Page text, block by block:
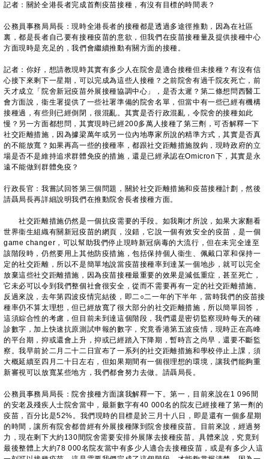
記者：關於全港長者完成首劑疫苗接種，有沒有目標的時間表？
公務員事務局局長：現時全港長者的接種都是透過多途徑推動，因為在社區
裏，都是長者自己要有接種疫苗的意欲，但我們在疫苗接種量及提供接種中心
方面現時是充足的，我們會繼續推動有關方面的接種。
記者：你好，想請教現時其實有多少人在院舍是適合接種但未接種？有沒有信
心接下來剩下一星期，可以完成為這些人接種？之前院舍有過千院友死亡，前
天才成立「院舍新冠疫苗外展接種協調中心」，是否太遲？第二條想問西醫工
會方面說，衞生署提供了一些社署準備的院舍名單，但當中有一些已經有機構
接種過，有些則已經倒閉，很混亂。其實是否行政混亂，令院舍的接種如此
慢？另一方面都想問，其實現時已經200多萬人接種了第三劑，可否解釋一下
社交距離措施，因為據梁萬年或另一位內地專家所說的精準方式，其實是否真
的不能放寬？如果再高一些的接種率，都跟社交距離措施脫鉤，現時政府的立
場是否不是維持追求群體免疫的措施，還是已經承認在Omicron下，其實是永
遠不能做到群體免疫？
行政長官：我嘗試回答第三個問題，關於社交距離措施和疫苗接種計劃，然後
請聶局長再詳細說明我們在推動院舍長者接種方面。
社交距離措施仍然是一個抗疫需要的手段。如我剛才所說，如果大家翻看
世界衞生組織有關新冠疫苗的網頁，沒錯，它說一個有效安全的疫苗，是一個
game changer，可以幫助我們停止現時新冠病毒的大流行，但在未完全達至
該階段時，仍然要用上其他防疫措施，包括保持個人衞生、佩戴口罩和保持一
定的社交距離，所以不是簡單地說當疫苗接種率到達某一個地步，就可以完全
放棄這些社交距離措施，因為疫苗接種最重要的效果是減低重症，甚至死亡，
它未必可以令到我們整個社會很安全，從而不需要再有一定的社交距離措施。
反過來說，去年第四波疫情完結後，即二○二一年的下半年，當時我們的疫苗接
種率仍不算太理想，但已經放寬了很大部分的社交距離措施，所以簡單回答，
這須綜合性的考慮，但目前未到達這個階段，我們還是密切監察現時每天的確
診數字，加上快速抗原測試申報的數字，究竟香港第五波疫情，現時正在高峰
的平台期，抑或還會上升，抑或已經踏入下降期，暫時言之尚早，還要不斷監
察。我早前於二月二十二日宣布了一系列的社交距離措施和學校停止上課，須
大概延續至四月二十日左右，但如果期間有一個很理想的環境，讓我們能夠重
新審視可以放寬某些地方，我們都會努力去做。請聶局長。
公務員事務局局長：院舍接種方面讓我解釋一下。第一，目前來說在1 096間
的安老及殘疾人士院舍當中，最新數字有40 000名的院友已經接種了第一劑的
疫苗，百分比是52%。我們現時的目標是於三月十八日，即是還有一個多星期
的時間，讓所有院舍都曾經有外展接種隊到院舍接種疫苗。目前來說，經過努
力，現在剩下大約130間院舍需要安排外展隊去接種疫苗。具體來說，究竟到
最後整體上大約78 000名院友當中有多少人適合去接種疫苗，或是有多少人這